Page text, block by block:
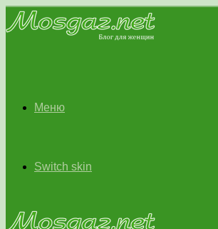
Меню
Switch skin